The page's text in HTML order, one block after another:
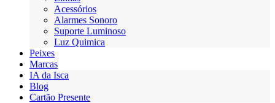
Acessórios
Alarmes Sonoro
Suporte Luminoso
Luz Quimica
Peixes
Marcas
IA da Isca
Blog
Cartão Presente